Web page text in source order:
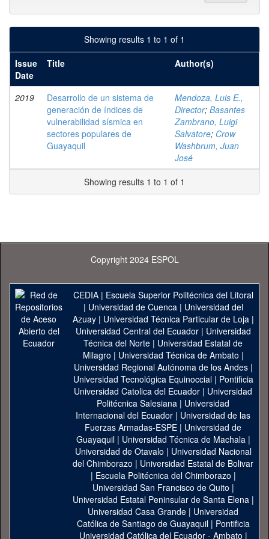
Showing results 1 to 1 of 1
Issue
Date
Title Author(s)
2019
Desarrollo de un sistema de
generación de índices de
vulnerabilidad sísmica en
sectores populares de
Guayaquil
Mendoza, Luis E.,
Director; Basantes
Zambrano, Luigi
Salvatore; Crow
Washbrum, Juan
José
Showing results 1 to 1 of 1
Copyright 2024 ESPOL
CEDIA| Escuela Superior Politécnica del Litoral
| Universidad de Cuenca| Universidad del
Azuay| Universidad Técnica Particular de Loja|
Universidad Central del Ecuador| Universidad
Técnica del Norte | Universidad Estatal de
Milagro | Universidad Técnica de Ambato |
Universidad Regional Autónoma de los Andes|
Universidad Tecnológica Equinoccial| Pontificia
Universidad Catolica del Ecuador | Universidad
Politécnica Salesiana | Universidad
Internacional del Ecuador | Universidad de las
Fuerzas Armadas-ESPE | Universidad de
Guayaquil| Universidad Técnica de Machala|
Universidad de Otavalo | Universidad Nacional
del Chimborazo | Universidad Estatal de Bolivar
| Escuela Politécnica del Chimborazo |
Universidad San Francisco de Quito |
Universidad Estatal Peninsular de Santa Elena|
Universidad Casa Grande | Universidad
Católica de Santiago de Guayaquil| Pontificia
Universidad Católica del Ecuador - Ambato |